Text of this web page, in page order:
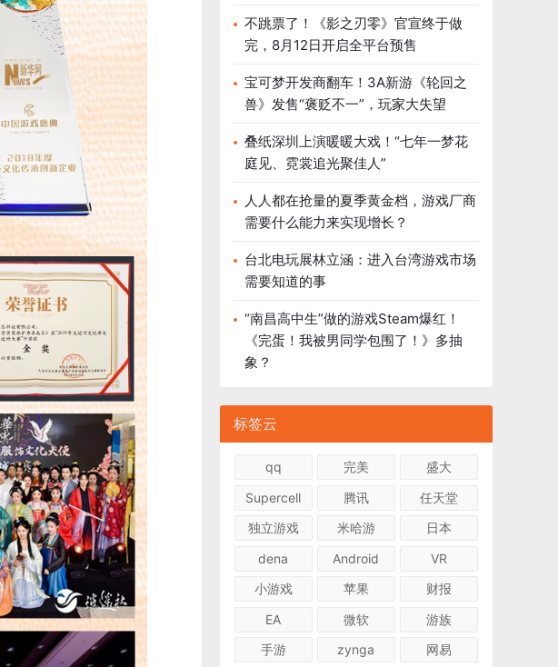
不跳票了！《影之刃零》官宣终于做
完，8月12日开启全平台预售
宝可梦开发商翻车！3A新游《轮回之
兽》发售“褒贬不一”，玩家大失望
叠纸深圳上演暖暖大戏！“七年一梦花
庭见、霓裳追光聚佳人”
人人都在抢量的夏季黄金档，游戏厂商
需要什么能力来实现增长？
台北电玩展林立涵：进入台湾游戏市场
需要知道的事
“南昌高中生”做的游戏Steam爆红！
《完蛋！我被男同学包围了！》多抽
象？
标签云
qq 完美
盛大
Supercell
腾讯
任天堂
独立游戏
米哈游
日本
dena
Android
VR
小游戏
苹果
财报
EA
微软
游族
手游
zynga
网易